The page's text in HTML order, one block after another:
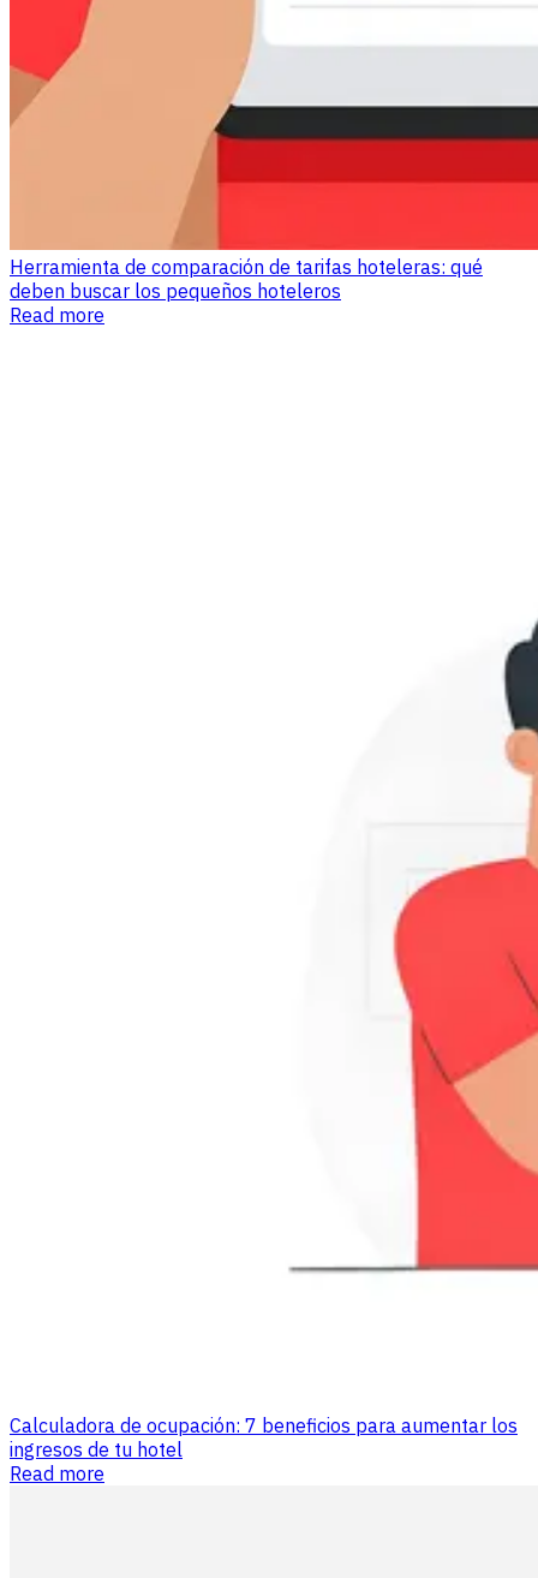
Herramienta de comparación de tarifas hoteleras: qué
deben buscar los pequeños hoteleros
Read more
Calculadora de ocupación: 7 beneficios para aumentar los
ingresos de tu hotel
Read more